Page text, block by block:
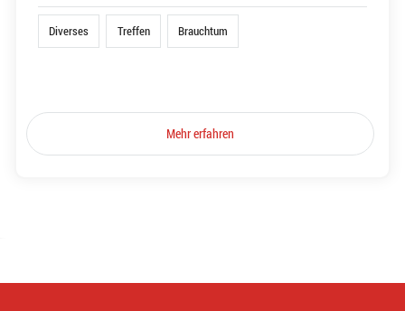
Diverses Treffen Brauchtum
Mehr erfahren